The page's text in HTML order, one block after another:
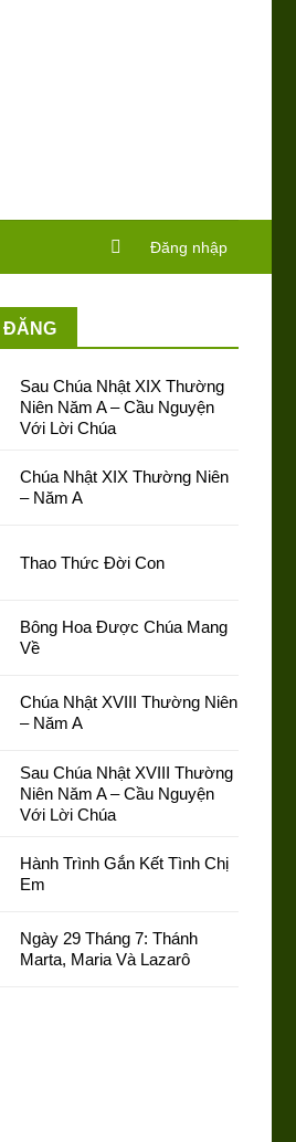
Đăng nhập
ĐĂNG
Sau Chúa Nhật XIX Thường
Niên Năm A – Cầu Nguyện
Với Lời Chúa
Chúa Nhật XIX Thường Niên
– Năm A
Thao Thức Đời Con
Bông Hoa Được Chúa Mang
Về
Chúa Nhật XVIII Thường Niên
– Năm A
Sau Chúa Nhật XVIII Thường
Niên Năm A – Cầu Nguyện
Với Lời Chúa
Hành Trình Gắn Kết Tình Chị
Em
Ngày 29 Tháng 7: Thánh
Marta, Maria Và Lazarô